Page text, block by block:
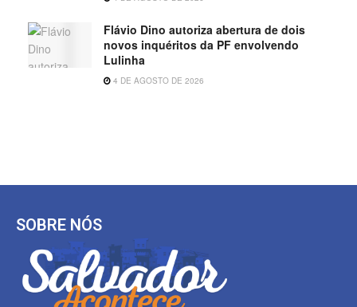
Flávio Dino autoriza abertura de dois
novos inquéritos da PF envolvendo
Lulinha
4 DE AGOSTO DE 2026
SOBRE NÓS